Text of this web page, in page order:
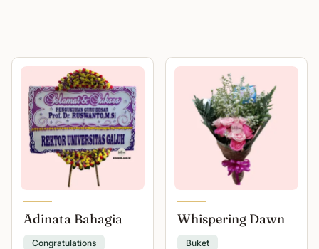
Adinata Bahagia
Congratulations
Whispering Dawn
Buket